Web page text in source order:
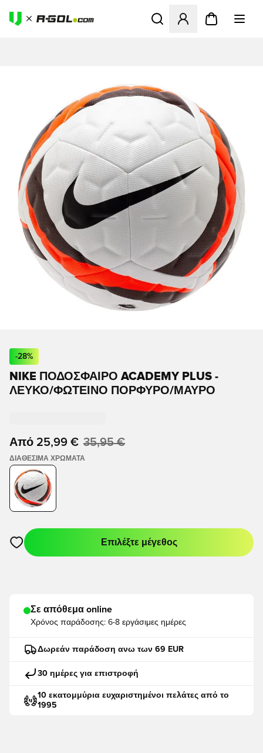
Ανοίγει ένα Modal για να
-28%
NIKE ΠΟΔΟΣΦΑΙΡΟ ACADEMY PLUS -
ΛΕΥΚΌ/ΦΩΤΕΙΝΌ ΠΟΡΦΥΡΌ/ΜΑΎΡΟ
Από 25,99 € 35,95 €
ΔΙΑΘΈΣΙΜΑ ΧΡΏΜΑΤΑ
Ανοίγει ένα Modal για να συνδεθείτε ή να εγγραφείτε ως
Επιλέξτε μέγεθος
Σε απόθεμα online
Χρόνος παράδοσης: 6-8 εργάσιμες ημέρες
Δωρεάν παράδοση ανω των 69 EUR
30 ημέρες για επιστροφή
10 εκατομμύρια ευχαριστημένοι πελάτες από το
1995